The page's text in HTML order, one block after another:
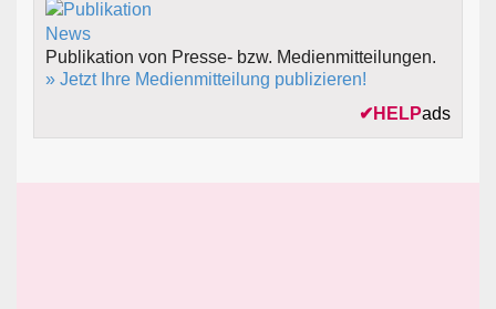
Publikation von Presse- bzw. Medienmitteilungen.
» Jetzt Ihre Medienmitteilung publizieren!
✔ HELPads